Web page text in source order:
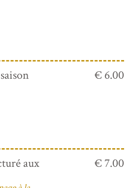
€ 6.00
aux € 7.00